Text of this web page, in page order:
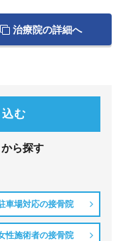
治療院の詳細へ
む
ら探す
車場対応の接骨院
性施術者の接骨院